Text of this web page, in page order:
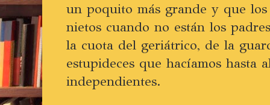
un poquito más grande y que
nietos cuando no están los
la cuota del geriátrico, de la
estupideces que hacíamos hasta
independientes.